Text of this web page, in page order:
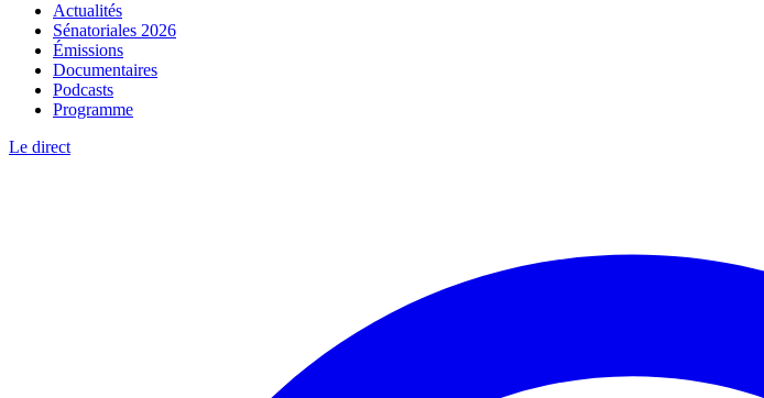
Actualités
Sénatoriales 2026
Émissions
Documentaires
Podcasts
Programme
Le direct